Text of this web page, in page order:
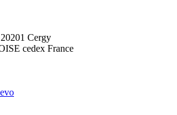
Cergy
cedex France